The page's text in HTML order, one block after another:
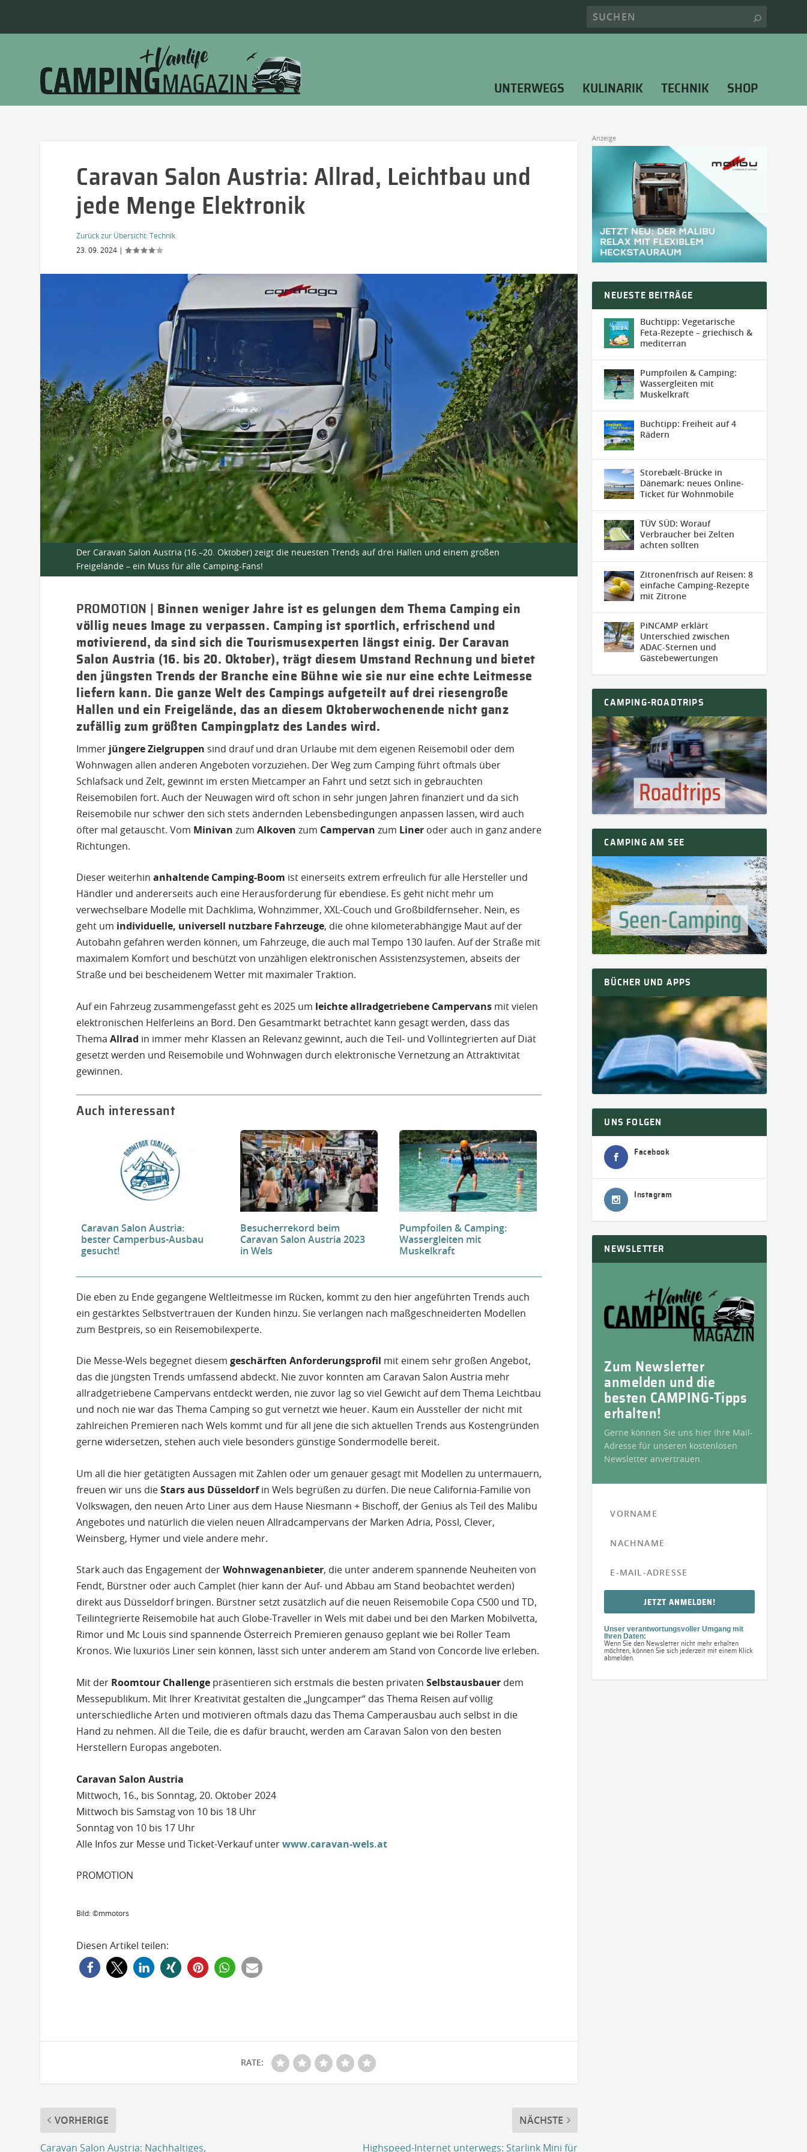
UNTERWEGS KULINARIK TECHNIK SHOP
Caravan Salon Austria: Allrad, Leichtbau und
jede Menge Elektronik
Zurück zur Übersicht:Technik
23. 09. 2024 |
Der Caravan Salon Austria (16.–20. Oktober) zeigt die neuesten Trends auf drei Hallen und einem großen
Freigelände – ein Muss für alle Camping-Fans!
PROMOTION | Binnen weniger Jahre ist es gelungen dem Thema Camping ein
völlig neues Image zu verpassen. Camping ist sportlich, erfrischend und
motivierend, da sind sich die Tourismusexperten längst einig. Der Caravan
Salon Austria (16. bis 20. Oktober), trägt diesem Umstand Rechnung und bietet
den jüngsten Trends der Branche eine Bühne wie sie nur eine echte Leitmesse
liefern kann. Die ganze Welt des Campings aufgeteilt auf drei riesengroße
Hallen und ein Freigelände, das an diesem Oktoberwochenende nicht ganz
zufällig zum größten Campingplatz des Landes wird.
Immer jüngere Zielgruppen sind drauf und dran Urlaube mit dem eigenen Reisemobil oder dem
Wohnwagen allen anderen Angeboten vorzuziehen. Der Weg zum Camping führt oftmals über
Schlafsack und Zelt, gewinnt im ersten Mietcamper an Fahrt und setzt sich in gebrauchten
Reisemobilen fort. Auch der Neuwagen wird oft schon in sehr jungen Jahren finanziert und da sich
Reisemobile nur schwer den sich stets ändernden Lebensbedingungen anpassen lassen, wird auch
öfter mal getauscht. Vom Minivan zumAlkoven zum Campervan zum Liner oder auch in ganz andere
Richtungen.
Dieser weiterhinanhaltende Camping-Boom ist einerseits extrem erfreulich für alle Hersteller und
Händler und andererseits auch eine Herausforderung für ebendiese. Es geht nicht mehr um
verwechselbare Modelle mit Dachklima, Wohnzimmer, XXL-Couch und Großbildfernseher. Nein, es
geht um individuelle, universell nutzbare Fahrzeuge, die ohne kilometerabhängige Maut auf der
Autobahn gefahren werden können, um Fahrzeuge, die auch mal Tempo 130 laufen. Auf der Straße mit
maximalem Komfort und beschützt von unzähligen elektronischen Assistenzsystemen, abseits der
Straße und bei bescheidenem Wetter mit maximaler Traktion.
Auf ein Fahrzeug zusammengefasst geht es 2025 um leichte allradgetriebene Campervans mit vielen
elektronischen Helferleins an Bord. Den Gesamtmarkt betrachtet kann gesagt werden, dass das
ThemaAllrad in immer mehr Klassen an Relevanz gewinnt, auch die Teil- und Vollintegrierten auf Diät
gesetzt werden und Reisemobile und Wohnwagen durch elektronische Vernetzung an Attraktivität
gewinnen.
Auch interessant
Caravan Salon Austria:
bester Camperbus-Ausbau
gesucht!
Besucherrekord beim
Caravan Salon Austria 2023
in Wels
Pumpfoilen & Camping:
Wassergleiten mit
Muskelkraft
Die eben zu Ende gegangene Weltleitmesse im Rücken, kommt zu den hier angeführten Trends auch
ein gestärktes Selbstvertrauen der Kunden hinzu. Sie verlangen nach maßgeschneiderten Modellen
zum Bestpreis, so ein Reisemobilexperte.
Die Messe-Wels begegnet diesemgeschärften Anforderungsprofil mit einem sehr großen Angebot,
das die jüngsten Trends umfassend abdeckt. Nie zuvor konnten am Caravan Salon Austria mehr
allradgetriebene Campervans entdeckt werden, nie zuvor lag so viel Gewicht auf dem Thema Leichtbau
und noch nie war das Thema Camping so gut vernetzt wie heuer. Kaum ein Aussteller der nicht mit
zahlreichen Premieren nach Wels kommt und für all jene die sich aktuellen Trends aus Kostengründen
gerne widersetzen, stehen auch viele besonders günstige Sondermodelle bereit.
Um all die hier getätigten Aussagen mit Zahlen oder um genauer gesagt mit Modellen zu untermauern,
freuen wir uns dieStars aus Düsseldorfin Wels begrüßen zu dürfen. Die neue California-Familie von
Volkswagen, den neuen Arto Liner aus dem Hause Niesmann + Bischoff, der Genius als Teil des Malibu
Angebotes und natürlich die vielen neuen Allradcampervans der Marken Adria, Pössl, Clever,
Weinsberg, Hymer und viele andere mehr.
Stark auch das Engagement derWohnwagenanbieter, die unter anderem spannende Neuheiten von
Fendt, Bürstner oder auch Camplet (hier kann der Auf- und Abbau am Stand beobachtet werden)
direkt aus Düsseldorf bringen. Bürstner setzt zusätzlich auf die neuen Reisemobile Copa C500 und TD,
Teilintegrierte Reisemobile hat auch Globe-Traveller in Wels mit dabei und bei den Marken Mobilvetta,
Rimor und Mc Louis sind spannende Österreich Premieren genauso geplant wie bei Roller Team
Kronos. Wie luxuriös Liner sein können, lässt sich unter anderem am Stand von Concorde live erleben.
Mit der Roomtour Challenge präsentieren sich erstmals die besten privatenSelbstausbauer dem
Messepublikum. Mit Ihrer Kreativität gestalten die „Jungcamper“ das Thema Reisen auf völlig
unterschiedliche Arten und motivieren oftmals dazu das Thema Camperausbau auch selbst in die
Hand zu nehmen. All die Teile, die es dafür braucht, werden am Caravan Salon von den besten
Herstellern Europas angeboten.
Caravan Salon Austria
Mittwoch, 16., bis Sonntag, 20. Oktober 2024
Mittwoch bis Samstag von 10 bis 18 Uhr
Sonntag von 10 bis 17 Uhr
Alle Infos zur Messe und Ticket-Verkauf unterwww.caravan-wels.at
PROMOTION
Bild: ©mmotors
Diesen Artikel teilen:
RATE:
VORHERIGE
Caravan Salon Austria: Nachhaltiges,
NÄCHSTE
Highspeed-Internet unterwegs: Starlink Mini für
Anzeige
NEUESTE BEITRÄGE
Buchtipp: Vegetarische
Feta-Rezepte – griechisch &
mediterran
Pumpfoilen & Camping:
Wassergleiten mit
Muskelkraft
Buchtipp: Freiheit auf 4
Rädern
Storebælt-Brücke in
Dänemark: neues Online-
Ticket für Wohnmobile
TÜV SÜD: Worauf
Verbraucher bei Zelten
achten sollten
Zitronenfrisch auf Reisen: 8
einfache Camping-Rezepte
mit Zitrone
PiNCAMP erklärt
Unterschied zwischen
ADAC-Sternen und
Gästebewertungen
CAMPING-ROADTRIPS
CAMPING AM SEE
BÜCHER UND APPS
UNS FOLGEN
Facebook
Instagram
NEWSLETTER
Zum Newsletter
anmelden und die
besten CAMPING-Tipps
erhalten!
Gerne können Sie uns hier Ihre Mail-
Adresse für unseren kostenlosen
Newsletter anvertrauen.
JETZT ANMELDEN!
Unser verantwortungsvoller Umgang mit
Ihren Daten:
Wenn Sie den Newsletter nicht mehr erhalten
möchten, können Sie sich jederzeit mit einem Klick
abmelden.